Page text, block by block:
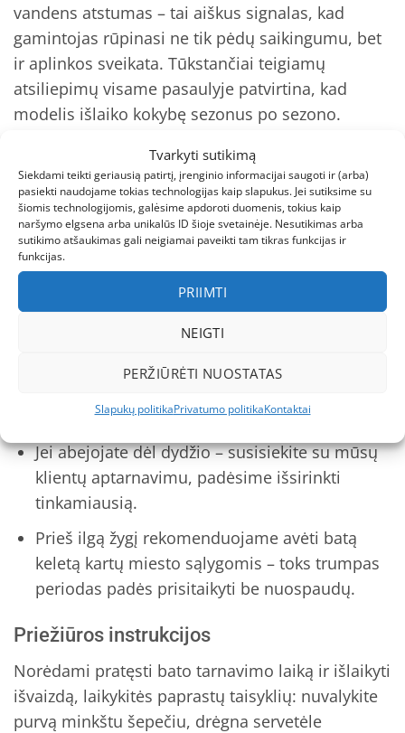
Tvarkyti sutikimą
Siekdami teikti geriausią patirtį, įrenginio informacijai saugoti ir (arba)
pasiekti naudojame tokias technologijas kaip slapukus. Jei sutiksime su
šiomis technologijomis, galėsime apdoroti duomenis, tokius kaip
naršymo elgsena arba unikalūs ID šioje svetainėje. Nesutikimas arba
sutikimo atšaukimas gali neigiamai paveikti tam tikras funkcijas ir
funkcijas.
PRIIMTI
NEIGTI
PERŽIŪRĖTI NUOSTATAS
Slapukų politikaPrivatumo politikaKontaktai
vandens atstumas – tai aiškus signalas, kad
gamintojas rūpinasi ne tik pėdų saikingumu, bet
ir aplinkos sveikata. Tūkstančiai teigiamų
atsiliepimų visame pasaulyje patvirtina, kad
modelis išlaiko kokybę sezonus po sezono.
Dydžiai ir tinkamumas
Šie vyriški batai prieinami dydžių intervale:41,
43, 44, 44.5, 45, 46, 47.5. Dėl rombo formos ir
erdvesnio bato priekio dažnai tinka tiems, kurie
ieško komforto be suspaudimo. Jei įprastai avite
vidutinį dydį, paprastai rinkitės įprastą numerį;
didesnį variantą.
Jei abejojate dėl dydžio – susisiekite su mūsų
klientų aptarnavimu, padėsime išsirinkti
tinkamiausią.
Prieš ilgą žygį rekomenduojame avėti batą
keletą kartų miesto sąlygomis – toks trumpas
periodas padės prisitaikyti be nuospaudų.
Priežiūros instrukcijos
Norėdami pratęsti bato tarnavimo laiką ir išlaikyti
išvaizdą, laikykitės paprastų taisyklių: nuvalykite
purvą minkštu šepečiu, drėgna servetėle